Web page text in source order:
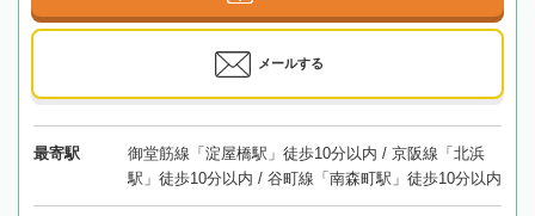
メールする
最寄駅
御堂筋線「淀屋橋駅」徒歩10分以内 / 京阪線「北浜
駅」徒歩10分以内 / 谷町線「南森町駅」徒歩10分以内